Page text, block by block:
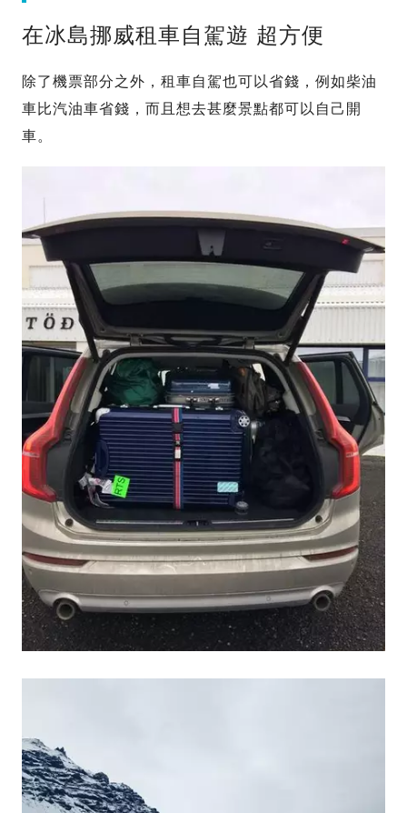
在冰島挪威租車自駕遊 超方便
除了機票部分之外，租車自駕也可以省錢，例如柴油
車比汽油車省錢，而且想去甚麼景點都可以自己開
車。